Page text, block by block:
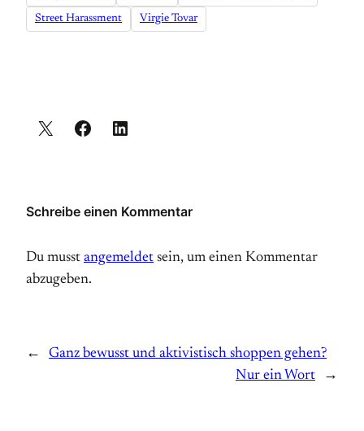
Street Harassment Virgie Tovar
Schreibe einen Kommentar
Du musst angemeldet sein, um einen Kommentar
abzugeben.
←
Ganz bewusst und aktivistisch shoppen gehen?
Nur ein Wort
→